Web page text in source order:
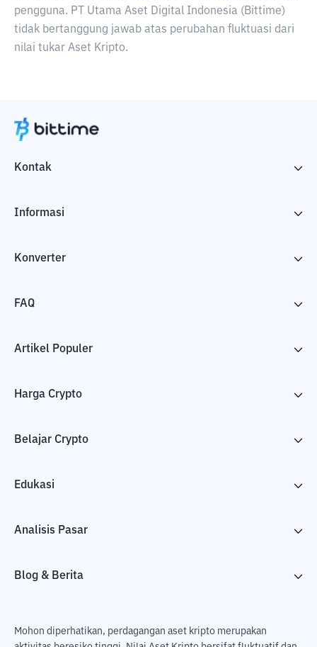
pengguna. PT Utama Aset Digital Indonesia (Bittime)
tidak bertanggung jawab atas perubahan fluktuasi dari
nilai tukar Aset Kripto.
Kontak
Informasi
Konverter
FAQ
Artikel Populer
Harga Crypto
Belajar Crypto
Edukasi
Analisis Pasar
Blog & Berita
Mohon diperhatikan, perdagangan aset kripto merupakan